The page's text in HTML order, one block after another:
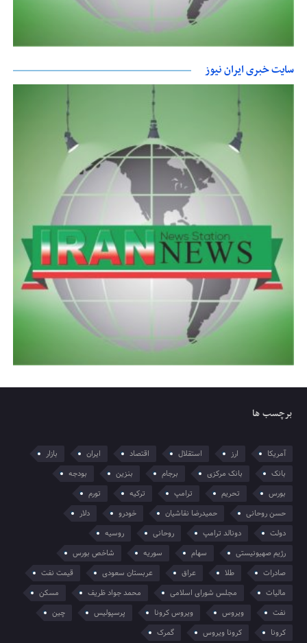
سایت خبری ایران نیوز
برچسب ها
آمریکا ارز استقلال اقتصاد ایران
بازار
بانک
بانک مرکزی برجام بنزین
بودجه
بورس
تحریم ترامپ ترکیه
تورم
حسن روحانی
حمیدرضا نقاشیان خودرو
دلار
دولت
دونالد ترامپ روحانی
روسیه
رژیم صهیونیستی
سهام سوریه
شاخص بورس
صادرات
طلا عراق عربستان سعودی
قیمت نفت
مالیات
مجلس شورای اسلامی محمد جواد ظریف
مسکن
نفت
ویروس ویروس کرونا پرسپولیس
چین
کرونا
کرونا ویروس گمرک